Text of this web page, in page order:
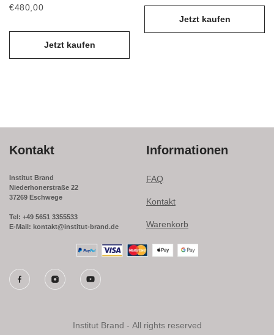
€480,00
Jetzt kaufen
Jetzt kaufen
Kontakt
Institut Brand
Niederhonerstraße 22
37269 Eschwege
Tel: +49 5651 3355533
E-Mail: kontakt@institut-brand.de
Informationen
FAQ
Kontakt
Warenkorb
Institut Brand - All rights reserved